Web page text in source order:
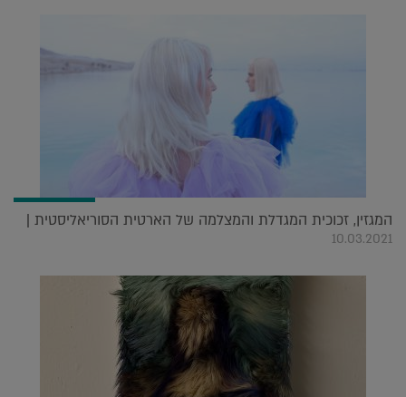
המגזין, זכוכית המגדלת והמצלמה של הארטית הסוריאליסטית |
10.03.2021